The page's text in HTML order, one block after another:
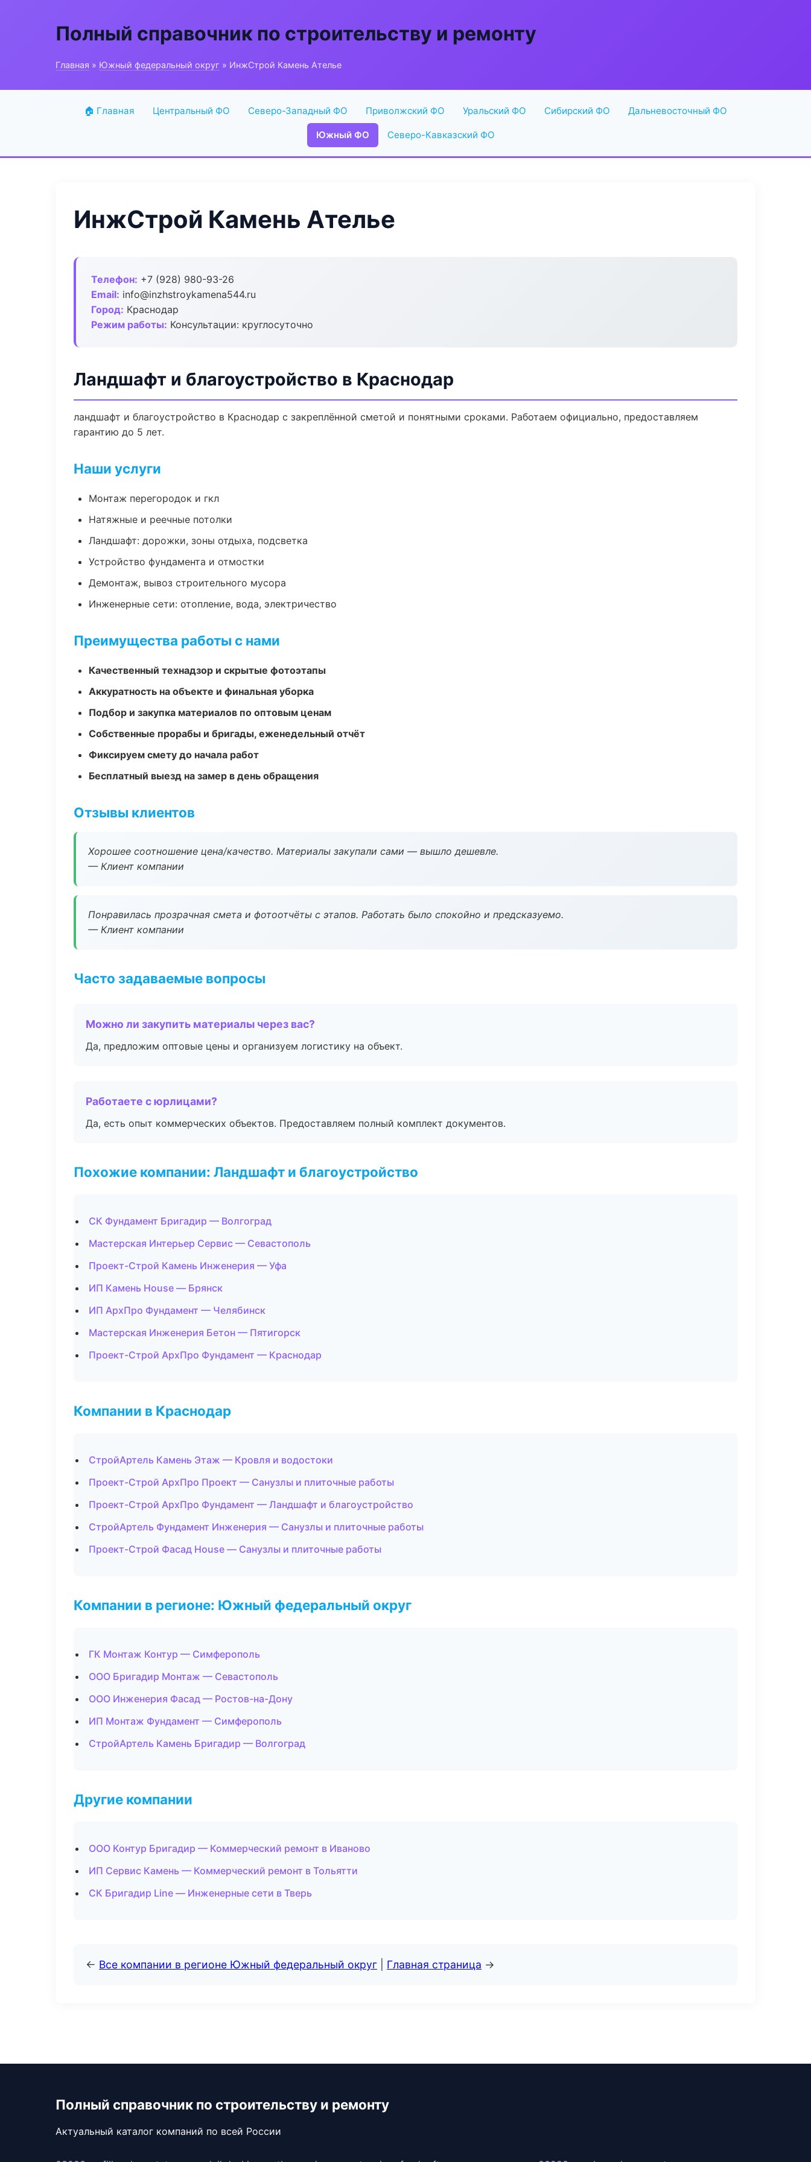
Полный справочник по строительству и ремонту
Главная » Южный федеральный округ » ИнжСтрой Камень Ателье
🏠 Главная Центральный ФО Северо-Западный ФО Приволжский ФО Уральский ФО Сибирский ФО Дальневосточный ФО
Южный ФО Северо-Кавказский ФО
ИнжСтрой Камень Ателье
Телефон: +7 (928) 980-93-26
Email: info@inzhstroykamena544.ru
Город: Краснодар
Режим работы: Консультации: круглосуточно
Ландшафт и благоустройство в Краснодар
ландшафт и благоустройство в Краснодар с закреплённой сметой и понятными сроками. Работаем официально, предоставляем
гарантию до 5 лет.
Наши услуги
Монтаж перегородок и гкл
Натяжные и реечные потолки
Ландшафт: дорожки, зоны отдыха, подсветка
Устройство фундамента и отмостки
Демонтаж, вывоз строительного мусора
Инженерные сети: отопление, вода, электричество
Преимущества работы с нами
Качественный технадзор и скрытые фотоэтапы
Аккуратность на объекте и финальная уборка
Подбор и закупка материалов по оптовым ценам
Собственные прорабы и бригады, еженедельный отчёт
Фиксируем смету до начала работ
Бесплатный выезд на замер в день обращения
Отзывы клиентов
Хорошее соотношение цена/качество. Материалы закупали сами — вышло дешевле.
— Клиент компании
Понравилась прозрачная смета и фотоотчёты с этапов. Работать было спокойно и предсказуемо.
— Клиент компании
Часто задаваемые вопросы
Можно ли закупить материалы через вас?
Да, предложим оптовые цены и организуем логистику на объект.
Работаете с юрлицами?
Да, есть опыт коммерческих объектов. Предоставляем полный комплект документов.
Похожие компании: Ландшафт и благоустройство
СК Фундамент Бригадир — Волгоград
Мастерская Интерьер Сервис — Севастополь
Проект-Строй Камень Инженерия — Уфа
ИП Камень House — Брянск
ИП АрхПро Фундамент — Челябинск
Мастерская Инженерия Бетон — Пятигорск
Проект-Строй АрхПро Фундамент — Краснодар
Компании в Краснодар
СтройАртель Камень Этаж — Кровля и водостоки
Проект-Строй АрхПро Проект — Санузлы и плиточные работы
Проект-Строй АрхПро Фундамент — Ландшафт и благоустройство
СтройАртель Фундамент Инженерия — Санузлы и плиточные работы
Проект-Строй Фасад House — Санузлы и плиточные работы
Компании в регионе: Южный федеральный округ
ГК Монтаж Контур — Симферополь
ООО Бригадир Монтаж — Севастополь
ООО Инженерия Фасад — Ростов-на-Дону
ИП Монтаж Фундамент — Симферополь
СтройАртель Камень Бригадир — Волгоград
Другие компании
ООО Контур Бригадир — Коммерческий ремонт в Иваново
ИП Сервис Камень — Коммерческий ремонт в Тольятти
СК Бригадир Line — Инженерные сети в Тверь
← Все компании в регионе Южный федеральный округ Главная страница →
Полный справочник по строительству и ремонту
Актуальный каталог компаний по всей России